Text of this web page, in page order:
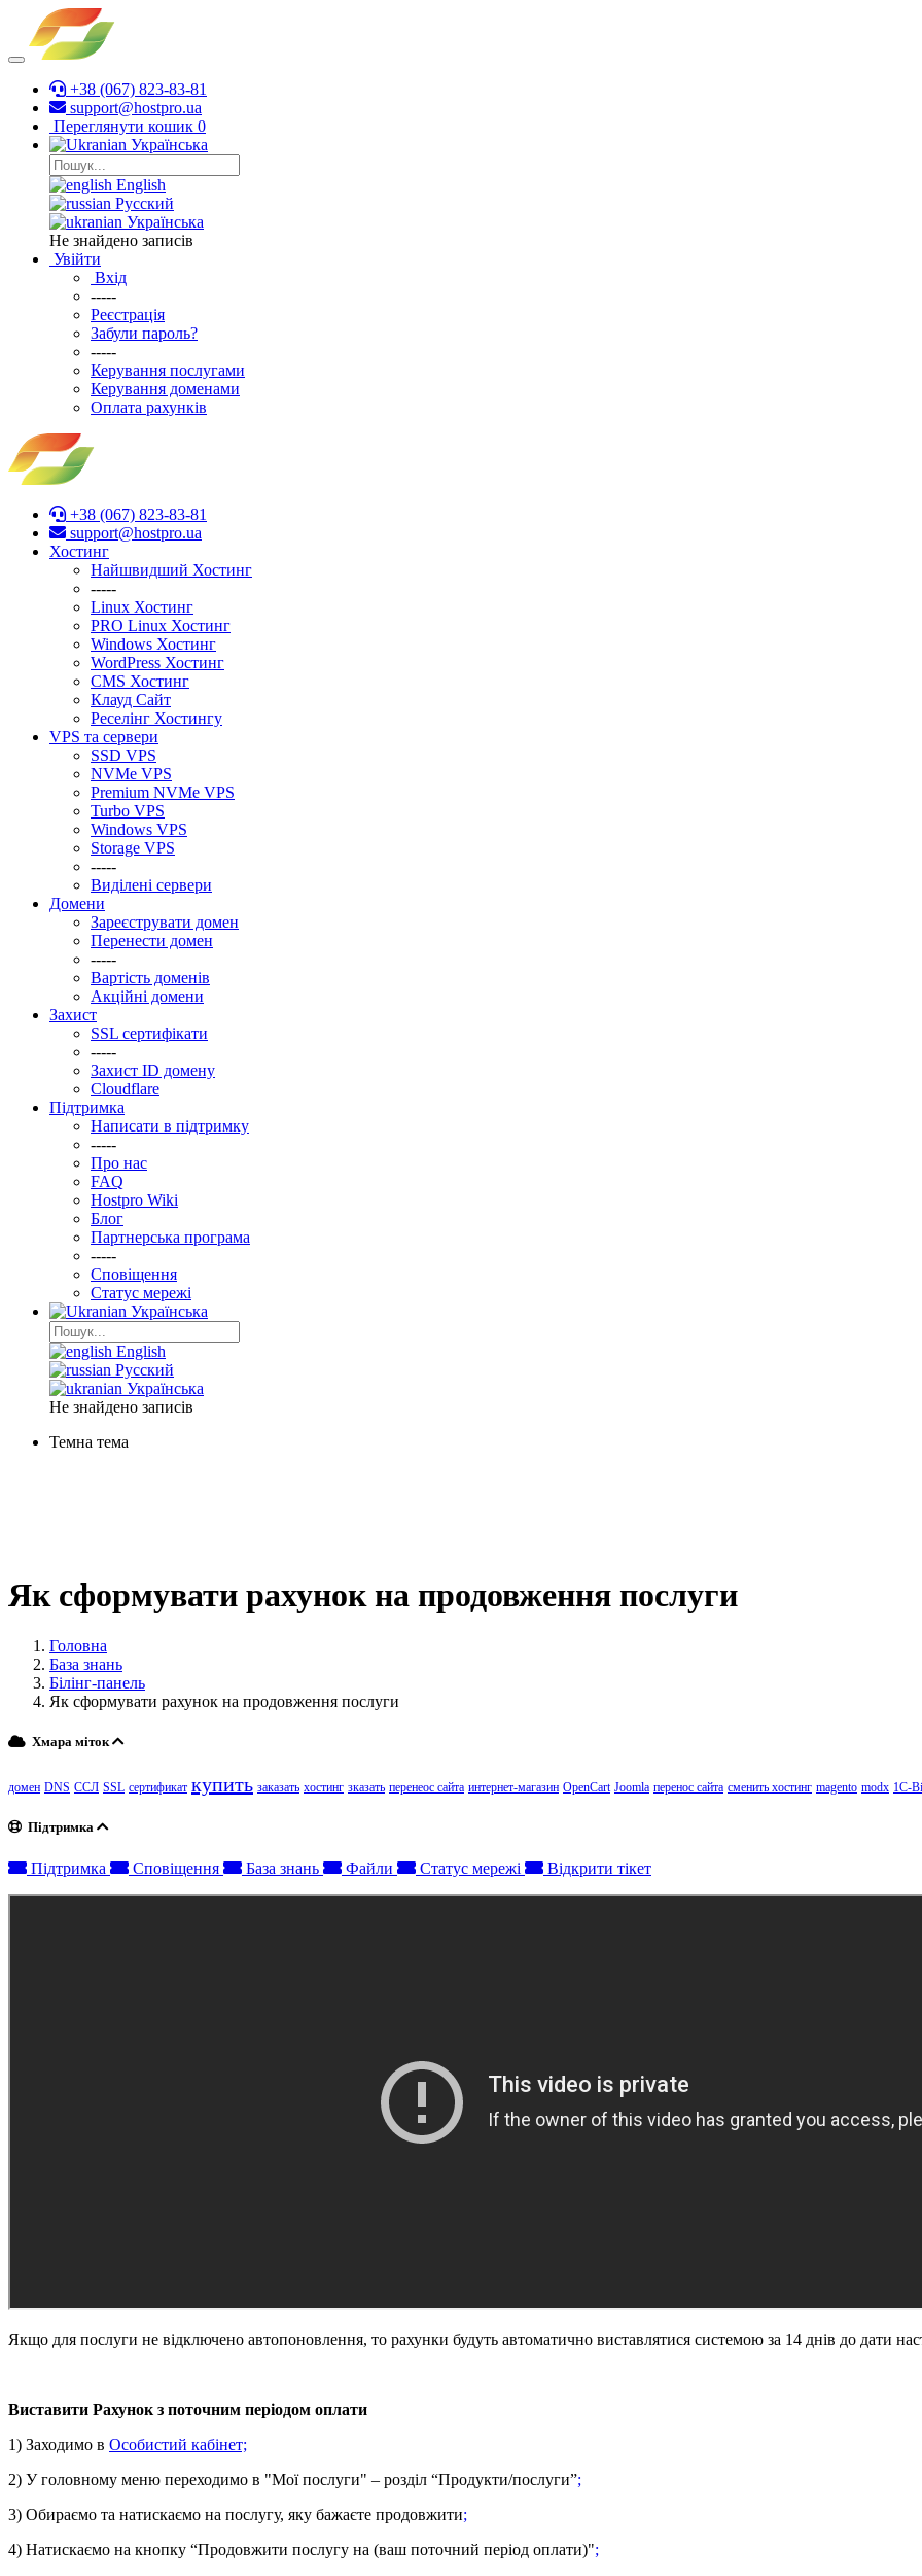
+38 (067) 823-83-81
support@hostpro.ua
Переглянути кошик 0
Українська
English
Русский
Українська
Не знайдено записів
Увійти
Вхід
-----
Реєстрація
Забули пароль?
-----
Керування послугами
Керування доменами
Оплата рахунків
+38 (067) 823-83-81
support@hostpro.ua
Хостинг
Найшвидший Хостинг
-----
Linux Хостинг
PRO Linux Хостинг
Windows Хостинг
WordPress Хостинг
CMS Хостинг
Клауд Сайт
Реселінг Хостингу
VPS та сервери
SSD VPS
NVMe VPS
Premium NVMe VPS
Turbo VPS
Windows VPS
Stоrage VPS
-----
Виділені сервери
Домени
Зареєструвати домен
Перенести домен
-----
Вартість доменів
Акційні домени
Захист
SSL сертифікати
-----
Захист ID домену
Clоudflare
Підтримка
Написати в підтримку
-----
Про нас
FAQ
Hostpro Wiki
Блог
Партнерська програма
-----
Сповіщення
Статус мережі
Українська
English
Русский
Українська
Не знайдено записів
Темна тема
Як сформувати рахунок на продовження послуги
Головна
База знань
Білінг-панель
Як сформувати рахунок на продовження послуги
Хмара міток
домен DNS ССЛ SSL сертификат купить заказать хостинг зказать перенеос сайта интернет-магазин OpenCart Joomla перенос сайта сменить хостинг magento modx 1C-
Підтримка
Підтримка Сповіщення База знань Файли Статус мережі Відкрити тікет
Якщо для послуги не відключено автопоновлення, то рахунки будуть автоматично виставлятися системою за 14 днів до дати
Виставити Рахунок з поточним періодом оплати
1) Заходимо в Особистий кабінет;
2) У головному меню переходимо в "Мої послуги" – розділ “Продукти/послуги”;
3) Обираємо та натискаємо на послугу, яку бажаєте продовжити;
4) Натискаємо на кнопку “Продовжити послугу на (ваш поточний період оплати)";